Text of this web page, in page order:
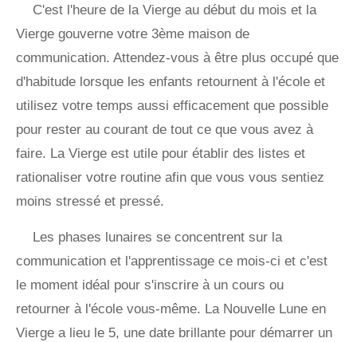
C'est l'heure de la Vierge au début du mois et la
Vierge gouverne votre 3ème maison de
communication. Attendez-vous à être plus occupé que
d'habitude lorsque les enfants retournent à l'école et
utilisez votre temps aussi efficacement que possible
pour rester au courant de tout ce que vous avez à
faire. La Vierge est utile pour établir des listes et
rationaliser votre routine afin que vous vous sentiez
moins stressé et pressé.
Les phases lunaires se concentrent sur la
communication et l'apprentissage ce mois-ci et c'est
le moment idéal pour s'inscrire à un cours ou
retourner à l'école vous-même. La Nouvelle Lune en
Vierge a lieu le 5, une date brillante pour démarrer un